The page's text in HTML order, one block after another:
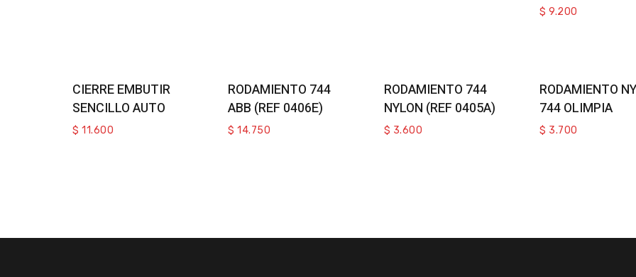
$ 9.200
Select Options
CIERRE EMBUTIR
SENCILLO AUTO
$ 11.600
Add To Cart
RODAMIENTO 744
ABB (REF 0406E)
$ 14.750
Add To Cart
RODAMIENTO 744
NYLON (REF 0405A)
$ 3.600
Add To Cart
RODAMIENTO
744 OLIMPIA
$ 3.700